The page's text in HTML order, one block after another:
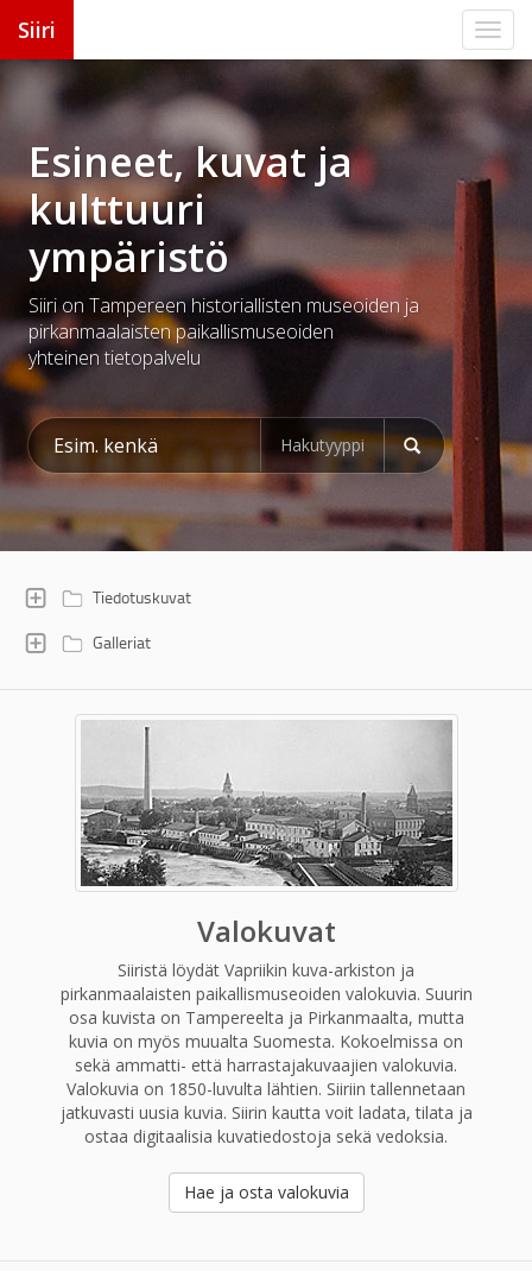
Siiri
Esineet, kuvat ja
kulttuuri
ympäristö
Siiri on Tampereen historiallisten museoiden ja
pirkanmaalaistenpaikallismuseoiden
yhteinen tietopalvelu
Hakutyyppi
Tiedotuskuvat
Galleriat
Valokuvat
Siiristä löydät Vapriikin kuva-arkiston ja
pirkanmaalaisten paikallismuseoiden valokuvia. Suurin
osa kuvista on Tampereelta ja Pirkanmaalta, mutta
kuvia on myös muualta Suomesta. Kokoelmissa on
sekä ammatti- että harrastajakuvaajien valokuvia.
Valokuvia on 1850-luvulta lähtien. Siiriin tallennetaan
jatkuvasti uusia kuvia. Siirin kautta voit ladata, tilata ja
ostaa digitaalisia kuvatiedostoja sekä vedoksia.
Hae ja osta valokuvia